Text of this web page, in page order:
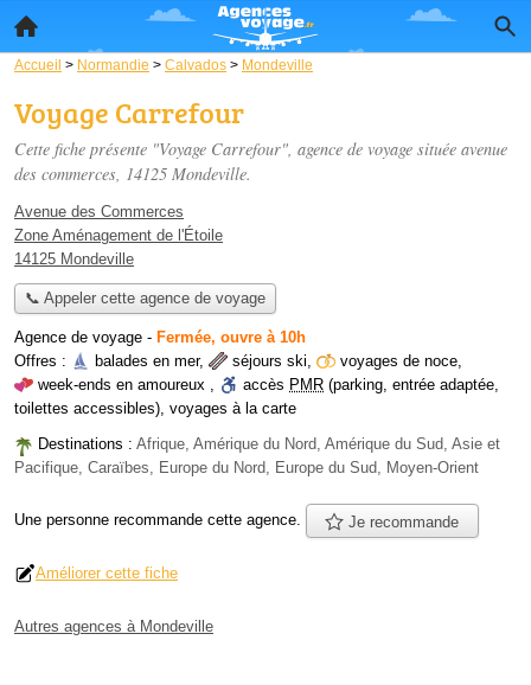
Accueil > Normandie > Calvados > Mondeville
Voyage Carrefour
Cette fiche présente "Voyage Carrefour", agence de voyage située avenue
des commerces, 14125 Mondeville.
Avenue des Commerces
Zone Aménagement de l'Étoile
14125 Mondeville
📞 Appeler cette agence de voyage
Agence de voyage - Fermée, ouvre à 10h
Offres :
balades en mer, séjours ski, voyages de noce,
week-ends en amoureux , accès PMR (parking, entrée adaptée,
toilettes accessibles), voyages à la carte
Destinations : Afrique, Amérique du Nord, Amérique du Sud, Asie et
Pacifique, Caraïbes, Europe du Nord, Europe du Sud, Moyen-Orient
Une personne recommande cette agence. Je recommande
Améliorer cette fiche
Autres agences à Mondeville